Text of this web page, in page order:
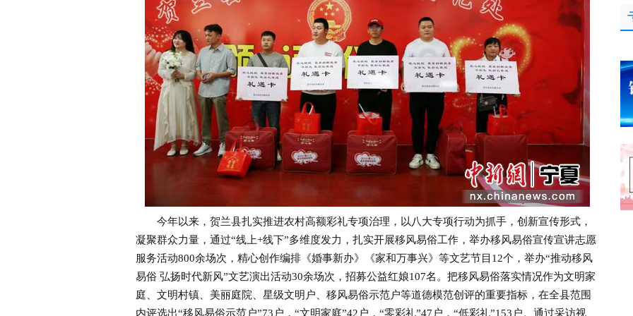
今年以来，贺兰县扎实推进农村高额彩礼专项治理，以八大专项行动为抓手，创新宣传形式，
凝聚群众力量，通过“线上+线下”多维度发力，扎实开展移风易俗工作，举办移风易俗宣传宣讲志愿
服务活动800余场次，精心创作编排《婚事新办》《家和万事兴》等文艺节目12个，举办“推动移风
易俗 弘扬时代新风”文艺演出活动30余场次，招募公益红娘107名。把移风易俗落实情况作为文明家
庭、文明村镇、美丽庭院、星级文明户、移风易俗示范户等道德模范创评的重要指标，在全县范围
内评选出“移风易俗示范户”73户，“文明家庭”42户，“零彩礼”47户，“低彩礼”153户。通过采访视